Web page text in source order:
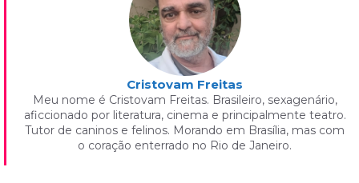
Cristovam Freitas
Meu nome é Cristovam Freitas. Brasileiro, sexagenário,
aficcionado por literatura, cinema e principalmente teatro.
Tutor de caninos e felinos. Morando em Brasília, mas com
o coração enterrado no Rio de Janeiro.